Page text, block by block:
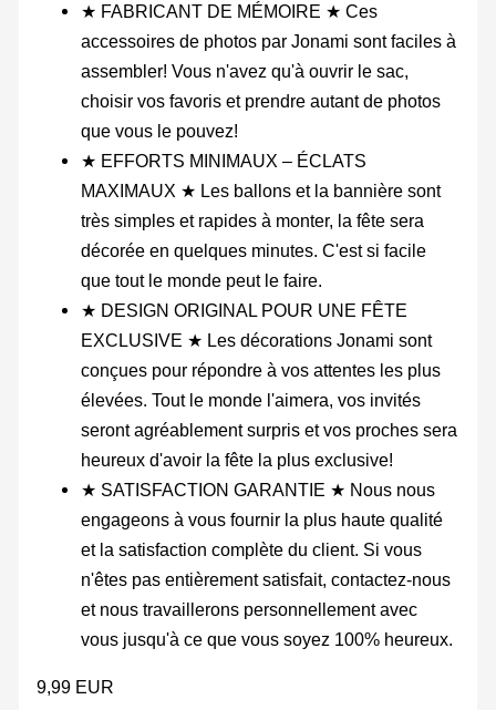
★ FABRICANT DE MÉMOIRE ★ Ces
accessoires de photos par Jonami sont faciles à
assembler! Vous n'avez qu'à ouvrir le sac,
choisir vos favoris et prendre autant de photos
que vous le pouvez!
★ EFFORTS MINIMAUX – ÉCLATS
MAXIMAUX ★ Les ballons et la bannière sont
très simples et rapides à monter, la fête sera
décorée en quelques minutes. C'est si facile
que tout le monde peut le faire.
★ DESIGN ORIGINAL POUR UNE FÊTE
EXCLUSIVE ★ Les décorations Jonami sont
conçues pour répondre à vos attentes les plus
élevées. Tout le monde l'aimera, vos invités
seront agréablement surpris et vos proches sera
heureux d'avoir la fête la plus exclusive!
★ SATISFACTION GARANTIE ★ Nous nous
engageons à vous fournir la plus haute qualité
et la satisfaction complète du client. Si vous
n'êtes pas entièrement satisfait, contactez-nous
et nous travaillerons personnellement avec
vous jusqu'à ce que vous soyez 100% heureux.
9,99 EUR